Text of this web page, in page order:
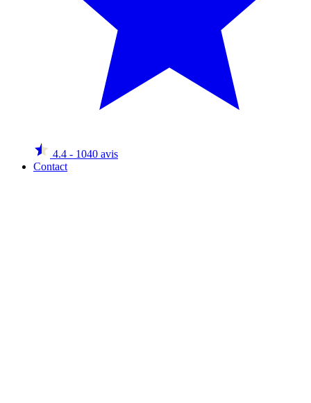
4.4 - 1040 avis
Contact